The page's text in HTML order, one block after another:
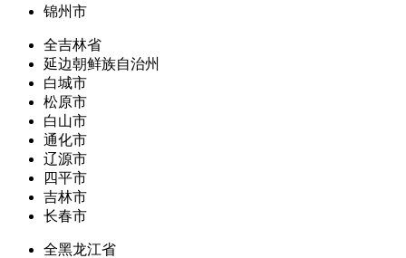
锦州市
全吉林省
延边朝鲜族自治州
白城市
松原市
白山市
通化市
辽源市
四平市
吉林市
长春市
全黑龙江省